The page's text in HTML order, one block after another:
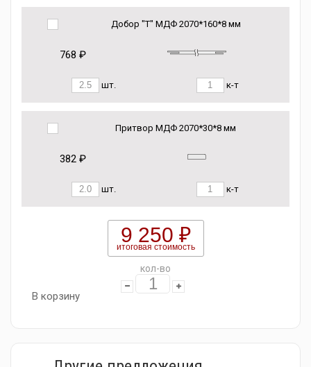
Добор "Т" МДФ 2070*160*8 мм
768 ₽
шт. к-т
Притвор МДФ 2070*30*8 мм
382 ₽
шт. к-т
9 250 ₽
итоговая стоимость
кол-во
В корзину